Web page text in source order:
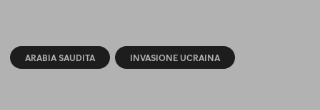
ARABIA SAUDITA INVASIONE UCRAINA